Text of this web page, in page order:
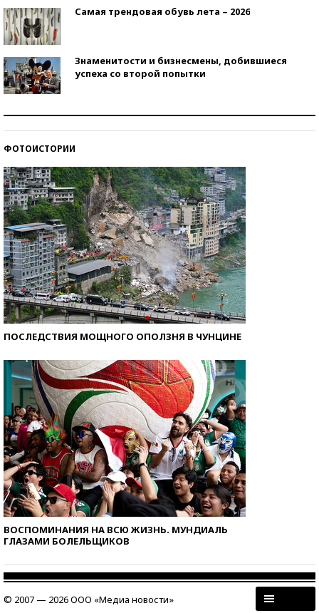
Самая трендовая обувь лета – 2026
Знаменитости и бизнесмены, добившиеся
успеха со второй попытки
ФОТОИСТОРИИ
ПОСЛЕДСТВИЯ МОЩНОГО ОПОЛЗНЯ В ЧУНЦИНЕ
ВОСПОМИНАНИЯ НА ВСЮ ЖИЗНЬ. МУНДИАЛЬ
ГЛАЗАМИ БОЛЕЛЬЩИКОВ
© 2007 — 2026 ООО «Медиа новости»